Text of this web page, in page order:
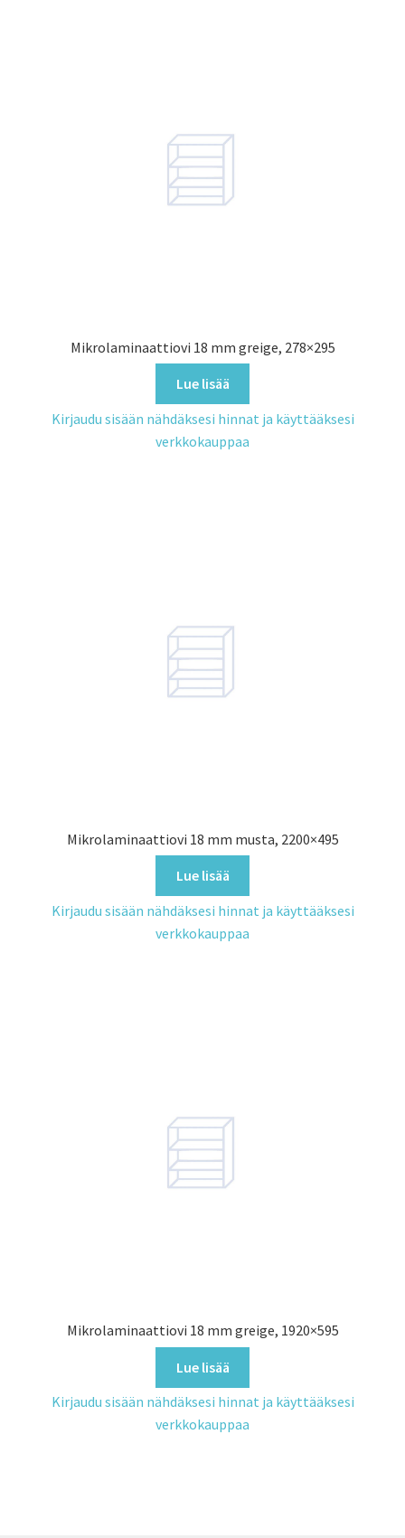
Mikrolaminaattiovi 18 mm greige, 278×295
Lue lisää
Kirjaudu sisään nähdäksesi hinnat ja käyttääksesi
verkkokauppaa
Mikrolaminaattiovi 18 mm musta, 2200×495
Lue lisää
Kirjaudu sisään nähdäksesi hinnat ja käyttääksesi
verkkokauppaa
Mikrolaminaattiovi 18 mm greige, 1920×595
Lue lisää
Kirjaudu sisään nähdäksesi hinnat ja käyttääksesi
verkkokauppaa